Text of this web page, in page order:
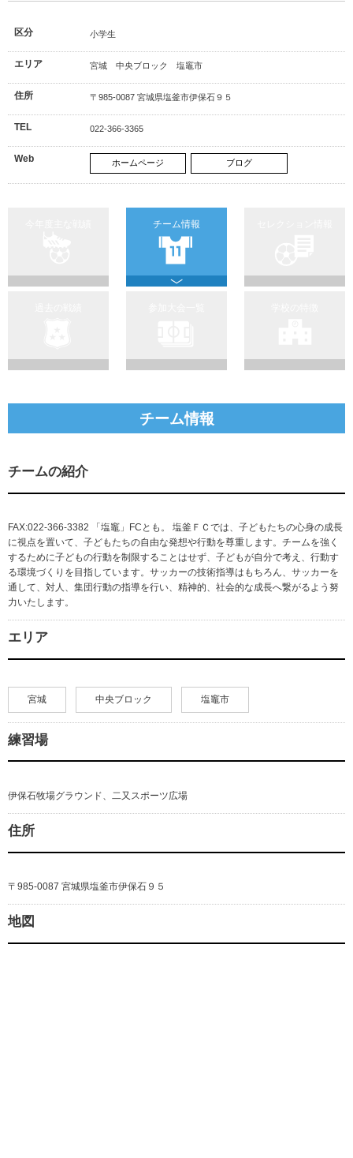
区分 小学生
エリア 宮城 中央ブロック 塩竈市
住所 〒985-0087 宮城県塩釜市伊保石９５
TEL 022-366-3365
Web ホームページ ブログ
チーム情報
チーム情報
チームの紹介
FAX:022-366-3382 「塩竈」FCとも。 塩釜ＦＣでは、子どもたちの心身の成長
に視点を置いて、子どもたちの自由な発想や行動を尊重します。チームを強く
するために子どもの行動を制限することはせず、子どもが自分で考え、行動す
る環境づくりを目指しています。サッカーの技術指導はもちろん、サッカーを
通して、対人、集団行動の指導を行い、精神的、社会的な成長へ繋がるよう努
力いたします。
エリア
宮城 中央ブロック 塩竈市
練習場
伊保石牧場グラウンド、二又スポーツ広場
住所
〒985-0087 宮城県塩釜市伊保石９５
地図